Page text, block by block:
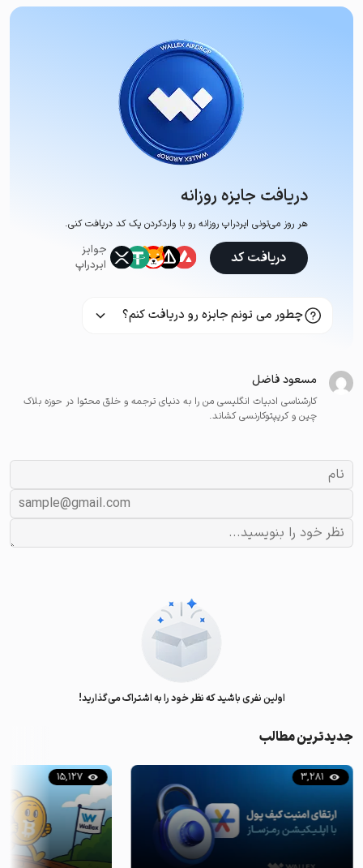
دریافت جایزه روزانه
هر روز می‌تونی ایردراپ روزانه رو با وارد‌کردن یک کد دریافت کنی.
جوایز
ایردراپ
دریافت کد
چطور می تونم جایزه رو دریافت کنم؟
مسعود فاضل
کارشناسی ادبیات انگلیسی من را به دنیای ترجمه و خلق محتوا در حوزه بلاک
چین و کریپتوکارنسی کشاند.
اولین نفری باشید که نظر خود را به اشتراک می‌گذارید!
جدیدترین مطالب
3,281
15,127